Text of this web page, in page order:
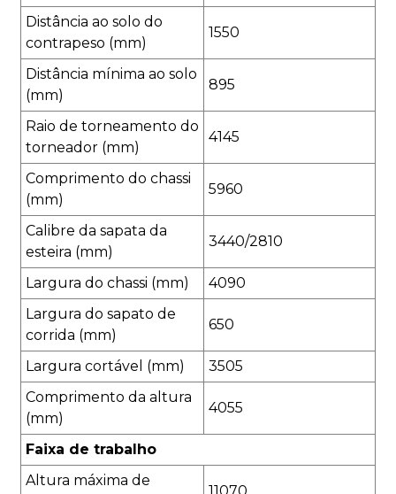
Distância ao solo do
contrapeso (mm)
1550
Distância mínima ao solo
(mm)
895
Raio de torneamento do
torneador (mm)
4145
Comprimento do chassi
(mm)
5960
Calibre da sapata da
esteira (mm)
3440/2810
Largura do chassi (mm)
4090
Largura do sapato de
corrida (mm)
650
Largura cortável (mm)
3505
Comprimento da altura
(mm)
4055
Faixa de trabalho
Altura máxima de